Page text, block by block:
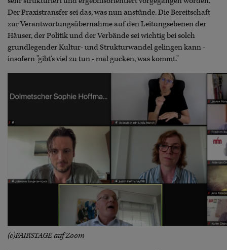
Der Praxistransfer sei das, was nun anstünde. Die Bereitschaft
zur Verantwortungsübernahme auf den Leitungsebenen der
Häuser, der Politik und der Verbände sei wichtig bei solch
grundlegender Kultur- und Strukturwandel gelingen kann -
insofern "gibt’s viel zu tun - mal gucken, was kommt."
(c)FAIRSTAGE auf Zoom